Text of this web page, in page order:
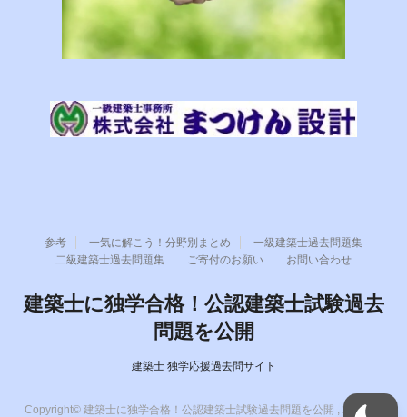
参考 一気に解こう！分野別まとめ
一級建築士過去問題集
二級建築士過去問題集
ご寄付のお願い お問い合わせ
建築士に独学合格！公認建築士試験過去
問題を公開
建築士 独学応援過去問サイト
Copyright© 建築士に独学合格！公認建築士試験過去問題を公開 , 2026 All